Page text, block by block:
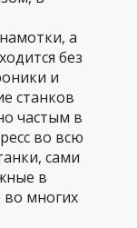
а
без
и
станков
частым в
во всю
сами
в
во многих